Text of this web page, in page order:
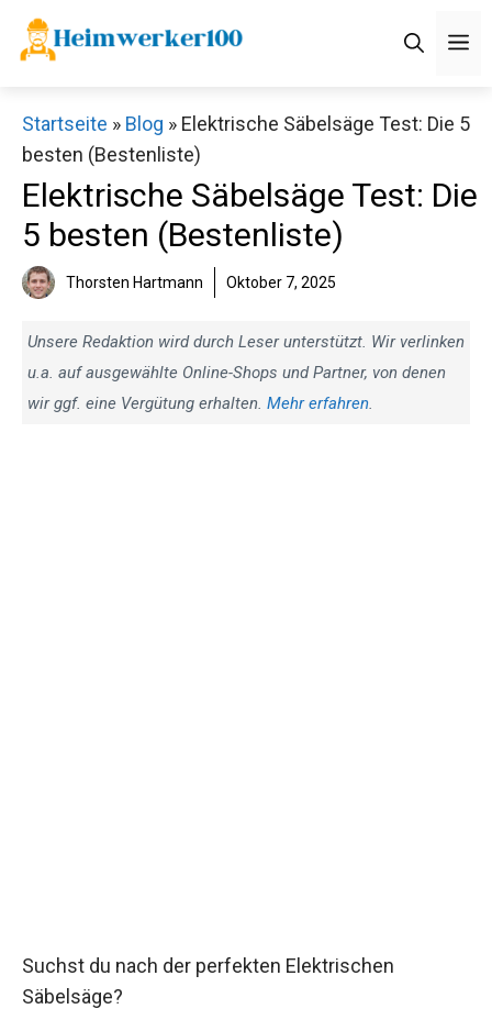
Zum
Inhalt
Startseite » Blog » Elektrische Säbelsäge Test: Die 5
besten (Bestenliste)
Elektrische Säbelsäge Test: Die
5 besten (Bestenliste)
Thorsten Hartmann Oktober 7, 2025
Unsere Redaktion wird durch Leser unterstützt. Wir verlinken
u.a. auf ausgewählte Online-Shops und Partner, von denen
wir ggf. eine Vergütung erhalten. Mehr erfahren.
Suchst du nach der perfekten Elektrischen
Säbelsäge?